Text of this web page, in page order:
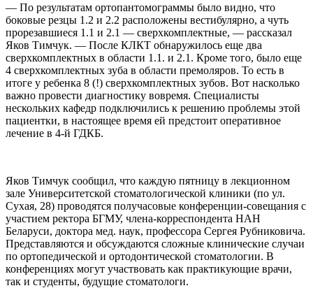
— По результатам ортопантомограммы было видно, что
боковые резцы 1.2 и 2.2 расположены вестибулярно, а чуть
прорезавшиеся 1.1 и 2.1 — сверхкомплектные, — рассказал
Яков Тимчук. — После КЛКТ обнаружилось еще два
сверхкомплектных в области 1.1. и 2.1. Кроме того, было еще
4 сверхкомплектных зуба в области премоляров. То есть в
итоге у ребенка 8 (!) сверхкомплектных зубов. Вот насколько
важно провести диагностику вовремя. Специалисты
нескольких кафедр подключились к решению проблемы этой
пациентки, в настоящее время ей предстоит оперативное
лечение в 4-й ГДКБ.
Яков Тимчук сообщил, что каждую пятницу в лекционном
зале Университетской стоматологической клиники (по ул.
Сухая, 28) проводятся получасовые конференции-совещания с
участием ректора БГМУ, члена-корреспондента НАН
Беларуси, доктора мед. наук, профессора Сергея Рубниковича.
Представляются и обсуждаются сложные клинические случаи
по ортопедической и ортодонтической стоматологии. В
конференциях могут участвовать как практикующие врачи,
так и студенты, будущие стоматологи.